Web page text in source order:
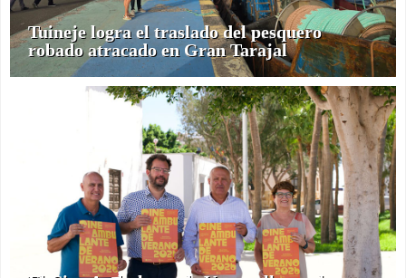
Tuineje logra el traslado del pesquero
robado atracado en Gran Tarajal